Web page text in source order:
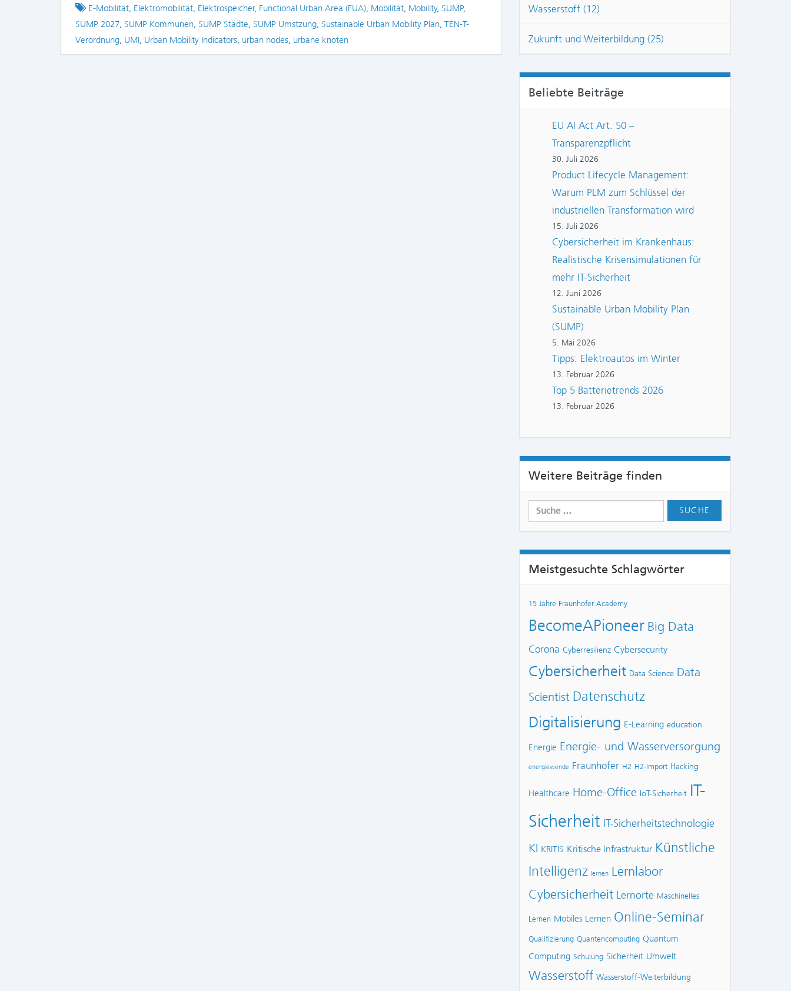
Tagged
E-Mobilität, Elektromobilität, Elektrospeicher, Functional Urban Area (FUA), Mobilität, Mobility, SUMP,
SUMP 2027, SUMP Kommunen, SUMP Städte, SUMP Umstzung, Sustainable Urban Mobility Plan, TEN-T-
Verordnung, UMI, Urban Mobility Indicators, urban nodes, urbane knoten
Wasserstoff (12)
Zukunft und Weiterbildung (25)
Beliebte Beiträge
EU AI Act Art. 50 –
Transparenzpflicht
30. Juli 2026
Product Lifecycle Management:
Warum PLM zum Schlüssel der
industriellen Transformation wird
15. Juli 2026
Cybersicherheit im Krankenhaus:
Realistische Krisensimulationen für
mehr IT-Sicherheit
12. Juni 2026
Sustainable Urban Mobility Plan
(SUMP)
5. Mai 2026
Tipps: Elektroautos im Winter
13. Februar 2026
Top 5 Batterietrends 2026
13. Februar 2026
Weitere Beiträge finden
Meistgesuchte Schlagwörter
15 Jahre Fraunhofer Academy
BecomeAPioneer Big Data
Corona Cyberresilienz Cybersecurity
Cybersicherheit Data Science Data
Scientist Datenschutz
Digitalisierung E-Learning education
Energie Energie- und Wasserversorgung
energiewende Fraunhofer H2 H2-Import Hacking
Healthcare Home-Office IoT-Sicherheit IT-
Sicherheit IT-Sicherheitstechnologie
KI KRITIS Kritische Infrastruktur Künstliche
Intelligenz lernen Lernlabor
Cybersicherheit Lernorte Maschinelles
Lernen Mobiles Lernen Online-Seminar
Qualifizierung Quantencomputing Quantum
Computing Schulung Sicherheit Umwelt
Wasserstoff Wasserstoff-Weiterbildung